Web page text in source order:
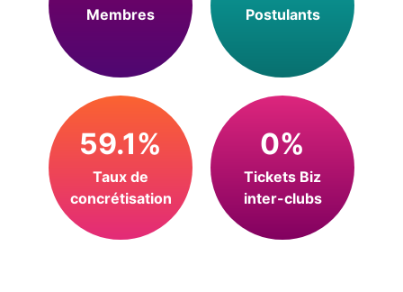
Membres Postulants
59.1%
Taux de
concrétisation
0%
Tickets Biz
inter-clubs